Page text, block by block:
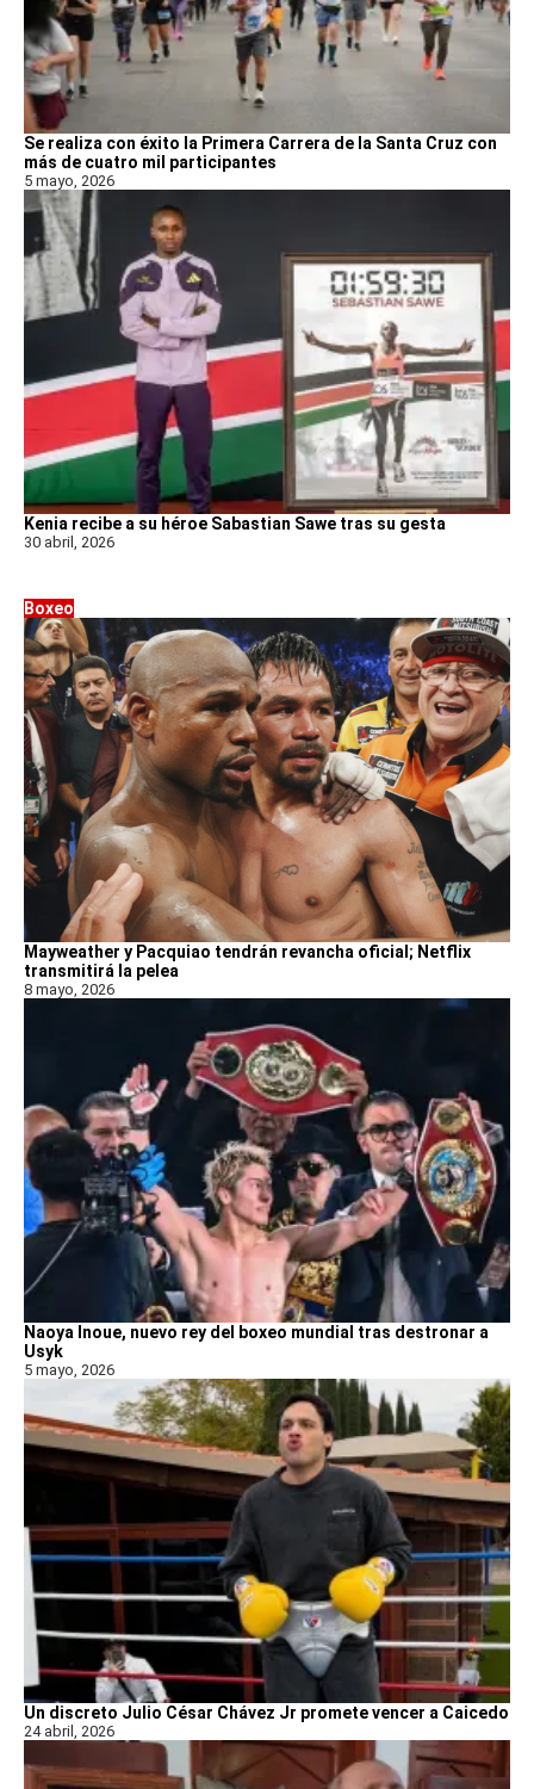
Se realiza con éxito la Primera Carrera de la Santa Cruz con
más de cuatro mil participantes
5 mayo, 2026
Kenia recibe a su héroe Sabastian Sawe tras su gesta
30 abril, 2026
Boxeo
Mayweather y Pacquiao tendrán revancha oficial; Netflix
transmitirá la pelea
8 mayo, 2026
Naoya Inoue, nuevo rey del boxeo mundial tras destronar a
Usyk
5 mayo, 2026
Un discreto Julio César Chávez Jr promete vencer a Caicedo
24 abril, 2026